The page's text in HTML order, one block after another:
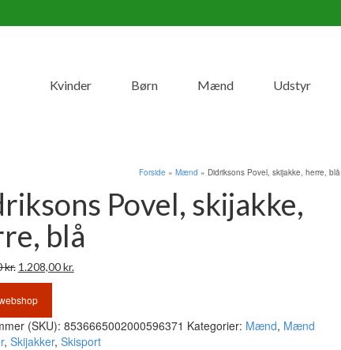
Kvinder Børn Mænd Udstyr
Forside » Mænd » Didriksons Povel, skijakke, herre, blå
Povel, skijakke,
blå
kr. Den
oprindelige
pris
2.299,00 kr..
1.208,00kr.
1.208,00 kr..
(SKU): 8536665002000596371 Kategorier: Mænd, Mænd
, Skijakker, Skisport